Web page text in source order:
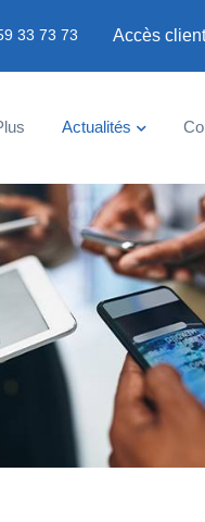
33 73 73 Accès
Actualités